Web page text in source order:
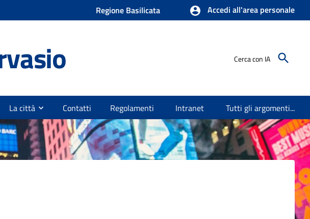
Regione Basilicata Accedi all'area personale
Cerca con IA
La città Contatti Regolamenti Intranet Tutti gli argomenti...